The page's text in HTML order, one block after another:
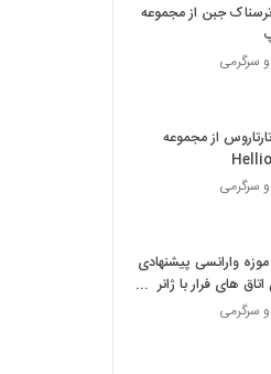
ترسناک جبن از مجموعه
و سرگرمی
تارتاروس از مجموعه
و سرگرمی
وارانسی پیشنهادی
های فرار با ژانر
و سرگرمی